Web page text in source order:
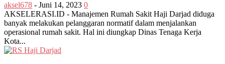
aksel678 - Juni 14, 2023 0
AKSELERASI.ID - Manajemen Rumah Sakit Haji Darjad diduga
banyak melakukan pelanggaran normatif dalam menjalankan
operasional rumah sakit. Hal ini diungkap Dinas Tenaga Kerja
Kota...